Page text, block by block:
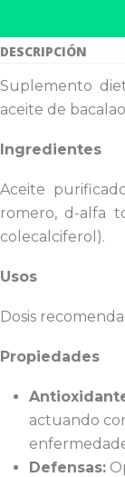
DESCRIPCIÓN
Suplemento
aceite de
Ingredientes
Aceite
romero, d-alfa
colecalciferol).
Usos
Dosis
Propiedades
actuando
Defensas: